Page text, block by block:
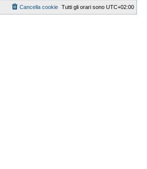
Tutti gli orari sono UTC+02:00
Cancella cookie